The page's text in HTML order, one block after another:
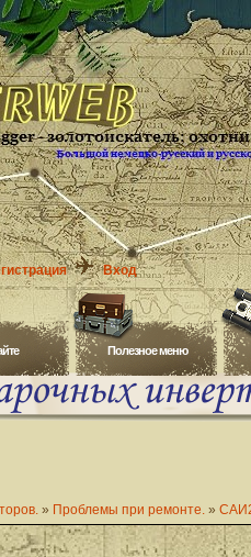
Вход
Полезное меню
» Проблемы при ремонте. »